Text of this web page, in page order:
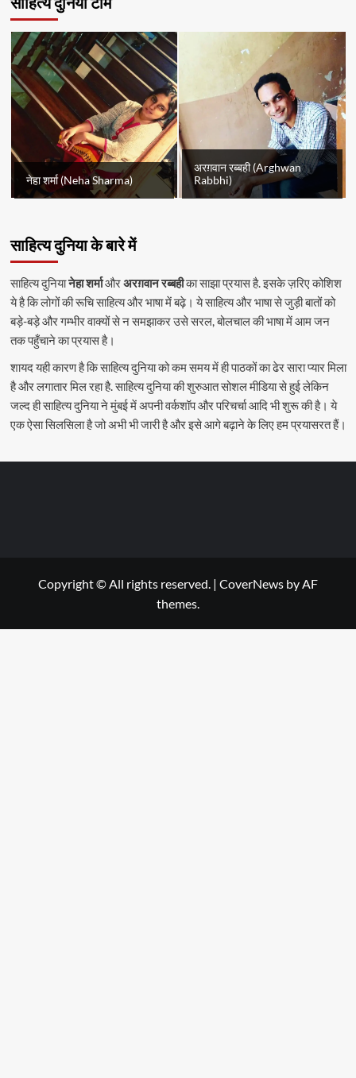
नेहा शर्मा (Neha Sharma)
अरग़वान रब्बही (Arghwan
Rabbhi)
साहित्य दुनिया के बारे में
साहित्य दुनियानेहा शर्माऔरअरग़वान रब्बहीका साझा प्रयास है. इसके ज़रिए कोशिश
ये है कि लोगों की रूचि साहित्य और भाषा में बढ़े। ये साहित्य और भाषा से जुड़ी बातों को
बड़े-बड़े और गम्भीर वाक्यों से न समझाकर उसे सरल, बोलचाल की भाषा में आम जन
तक पहुँचाने का प्रयास है।
शायद यही कारण है कि साहित्य दुनिया को कम समय में ही पाठकों का ढेर सारा प्यार मिला
है और लगातार मिल रहा है. साहित्य दुनिया की शुरुआत सोशल मीडिया से हुई लेकिन
जल्द ही साहित्य दुनिया ने मुंबई में अपनी वर्कशॉप और परिचर्चा आदि भी शुरू की है। ये
एक ऐसा सिलसिला है जो अभी भी जारी है और इसे आगे बढ़ाने के लिए हम प्रयासरत हैं।
Copyright © All rights reserved. | CoverNews by AF
themes.